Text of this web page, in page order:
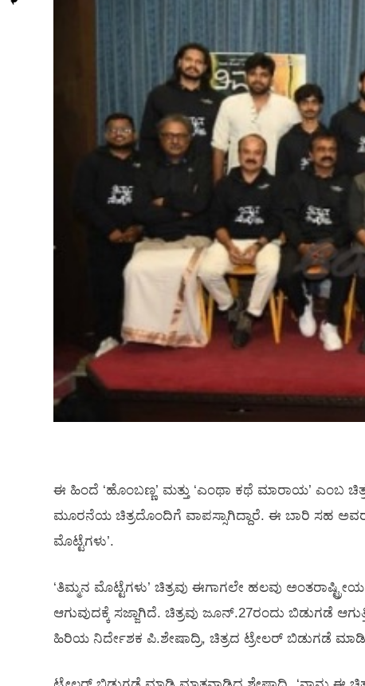
ಈ ಹಿಂದೆ ‘ಹೊಂಬಣ್ಣ’ ಮತ್ತು ‘ಎಂಥಾ ಕಥೆ ಮಾರಾಯ’ ಎಂಬ
ಮೂರನೆಯ ಚಿತ್ರದೊಂದಿಗೆ ವಾಪಸ್ಸಾಗಿದ್ದಾರೆ. ಈ ಬಾರಿ ಸಹ
ಮೊಟ್ಟೆಗಳು’.
‘ತಿಮ್ಮನ ಮೊಟ್ಟೆಗಳು’ ಚಿತ್ರವು ಈಗಾಗಲೇ ಹಲವು
ಆಗುವುದಕ್ಕೆ ಸಜ್ಜಾಗಿದೆ. ಚಿತ್ರವು ಜೂನ್‍.27ರಂದು ಬಿಡುಗಡೆ
ಹಿರಿಯ ನಿರ್ದೇಶಕ ಪಿ.ಶೇಷಾದ್ರಿ, ಚಿತ್ರದ ಟ್ರೇಲರ್ ಬಿಡುಗಡೆ ಮಾಡಿ